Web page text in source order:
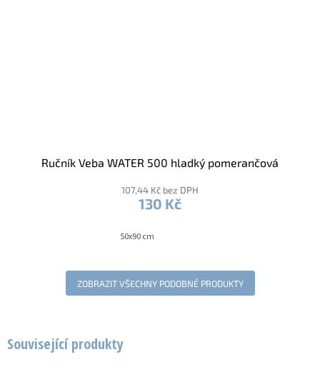
Související produkty
Ručník Veba WATER 500 hladký pomerančová
107,44 Kč bez DPH
130 Kč
50x90 cm
ZOBRAZIT VŠECHNY PODOBNÉ PRODUKTY